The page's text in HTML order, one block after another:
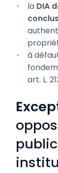
la DIA
à
art. L.